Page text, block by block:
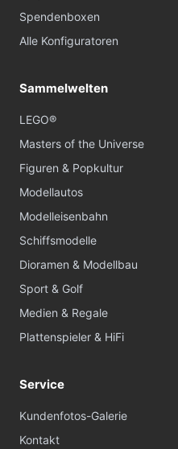
Spendenboxen
Alle Konfiguratoren
Sammelwelten
LEGO®
Masters of the Universe
Figuren & Popkultur
Modellautos
Modelleisenbahn
Schiffsmodelle
Dioramen & Modellbau
Sport & Golf
Medien & Regale
Plattenspieler & HiFi
Service
Kundenfotos-Galerie
Kontakt